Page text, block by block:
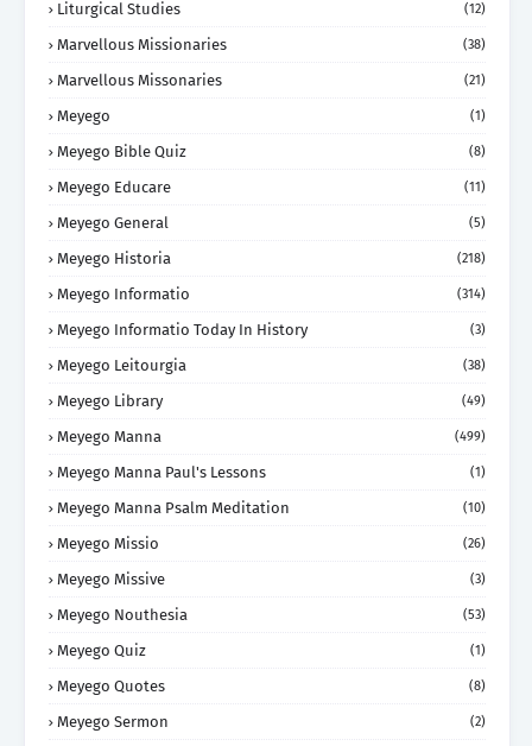
Liturgical Studies (12)
Marvellous Missionaries (38)
Marvellous Missonaries (21)
Meyego (1)
Meyego Bible Quiz (8)
Meyego Educare (11)
Meyego General (5)
Meyego Historia (218)
Meyego Informatio (314)
Meyego Informatio Today In History (3)
Meyego Leitourgia (38)
Meyego Library (49)
Meyego Manna (499)
Meyego Manna Paul's Lessons (1)
Meyego Manna Psalm Meditation (10)
Meyego Missio (26)
Meyego Missive (3)
Meyego Nouthesia (53)
Meyego Quiz (1)
Meyego Quotes (8)
Meyego Sermon (2)